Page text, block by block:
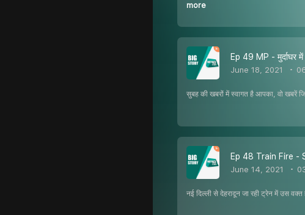
more
Ep 49 MP - मुर्दाघर
June 18, 2021
सुबह की खबरों में स्वागत है आपका, वो खबरें जिसे
Ep 48 Train Fire -
June 14, 2021
नई दिल्ली से देहरादून जा रही ट्रेन में उस